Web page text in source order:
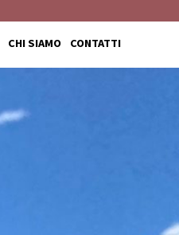
CHI SIAMO CONTATTI